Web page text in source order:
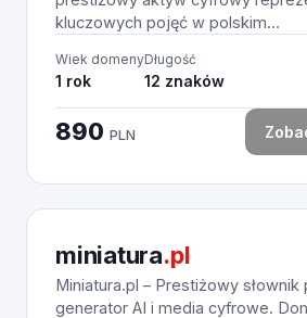
kluczowych pojęć w polskim...
Wiek domeny
1 rok
Długość
12 znaków
890 PLN
miniatura.pl
Miniatura.pl – Prestiżowy słownik
generator AI i media cyfrowe.